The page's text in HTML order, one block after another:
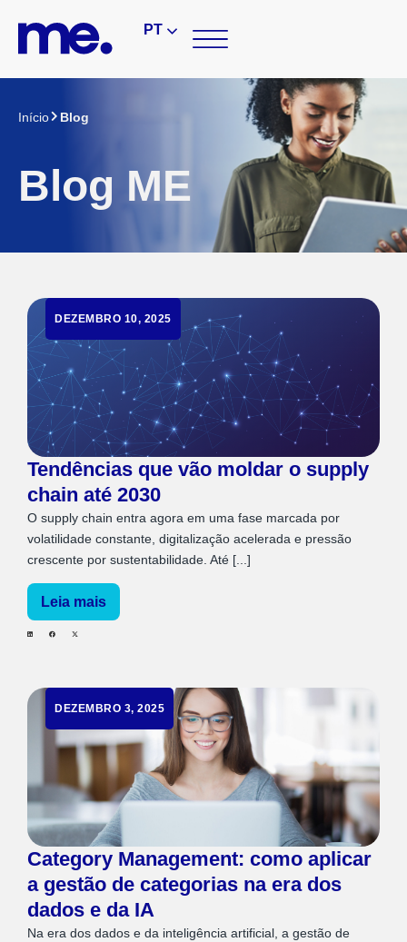
PT
Início Blog
Blog ME
DEZEMBRO 10, 2025
Tendências que vão moldar o supply
chain até 2030
O supply chain entra agora em uma fase marcada por
volatilidade constante, digitalização acelerada e pressão
crescente por sustentabilidade. Até [...]
Leia mais
DEZEMBRO 3, 2025
Category Management: como aplicar
a gestão de categorias na era dos
dados e da IA
Na era dos dados e da inteligência artificial, a gestão de